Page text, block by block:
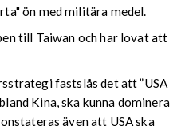
ön med militära medel.
till Taiwan och har lovat att
fastslås det att ”USA
Kina, ska kunna dominera
även att USA ska